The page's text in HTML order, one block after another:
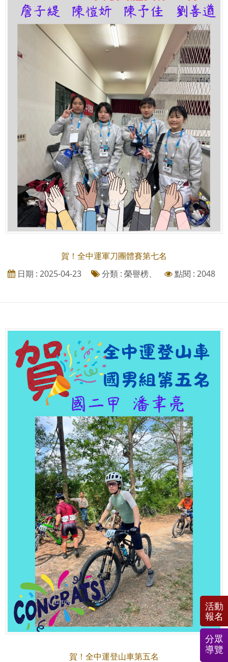
賀！全中運軍刀團體賽第七名
日期 : 2025-04-23
分類 : 榮譽榜、 點閱 : 2048
賀！全中運登山車第五名
活動
報名
分眾
導覽